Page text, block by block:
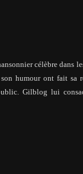
célèbre dans
humour ont fait sa
Gilblog lui